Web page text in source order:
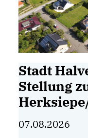
Stadt
Stellung
07.08.2026